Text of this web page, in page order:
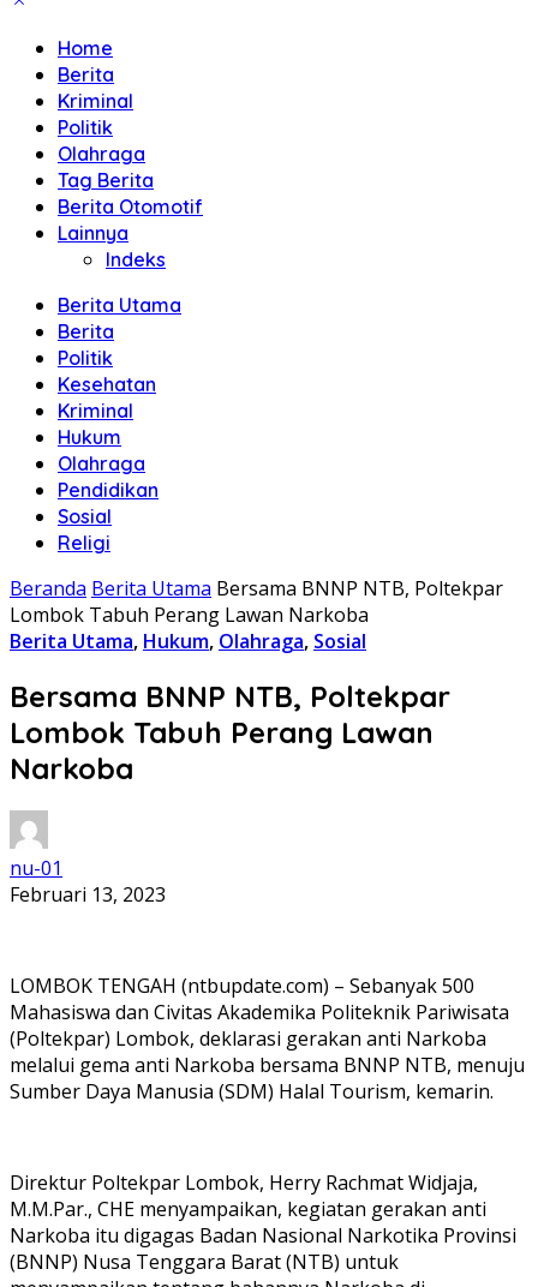
Home
Berita
Kriminal
Politik
Olahraga
Tag Berita
Berita Otomotif
Lainnya
Indeks
Berita Utama
Berita
Politik
Kesehatan
Kriminal
Hukum
Olahraga
Pendidikan
Sosial
Religi
Beranda Berita Utama Bersama BNNP NTB, Poltekpar
Lombok Tabuh Perang Lawan Narkoba
Berita Utama, Hukum, Olahraga, Sosial
Bersama BNNP NTB, Poltekpar
Lombok Tabuh Perang Lawan
Narkoba
nu-01
Februari 13, 2023
LOMBOK TENGAH (ntbupdate.com) – Sebanyak 500
Mahasiswa dan Civitas Akademika Politeknik Pariwisata
(Poltekpar) Lombok, deklarasi gerakan anti Narkoba
melalui gema anti Narkoba bersama BNNP NTB, menuju
Sumber Daya Manusia (SDM) Halal Tourism, kemarin.
Direktur Poltekpar Lombok, Herry Rachmat Widjaja,
M.M.Par., CHE menyampaikan, kegiatan gerakan anti
Narkoba itu digagas Badan Nasional Narkotika Provinsi
(BNNP) Nusa Tenggara Barat (NTB) untuk